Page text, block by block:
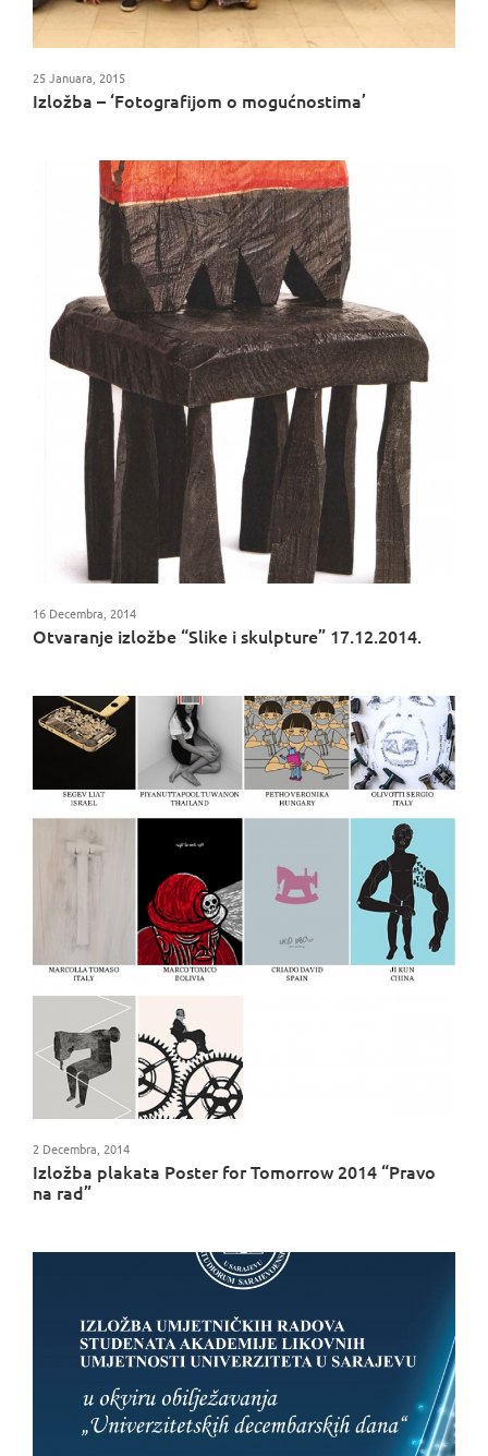
Izložba – ‘Fotografijom o mogućnostima’
25 Januara, 2015
Otvaranje izložbe “Slike i skulpture” 17.12.2014.
16 Decembra, 2014
Izložba plakata Poster for Tomorrow 2014 “Pravo
na rad”
2 Decembra, 2014